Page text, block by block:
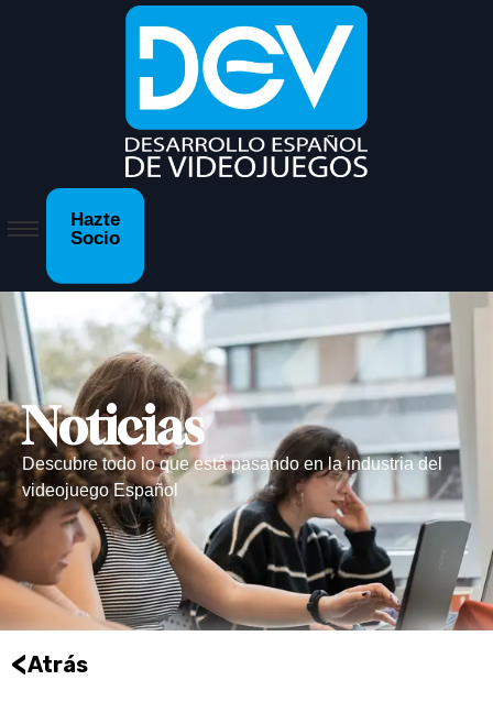
Hazte
Socio
Noticias
Descubre todo lo que está pasando en la industria del
videojuego Español
<Atrás